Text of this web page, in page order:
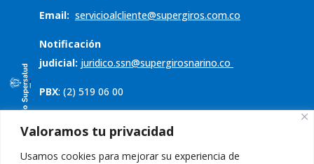
Valoramos tu privacidad
Usamos cookies para mejorar su experiencia de
Email: servicioalcliente@supergiros.com.co
Notificación
judicial: juridico.ssn@supergirosnarino.co
PBX: (2) 519 06 00
Servicio al cliente
Política de tratamiento de datos